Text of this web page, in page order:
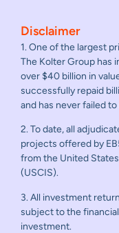
Disclaimer
1. One of the largest
The Kolter Group has
over $40 billion in
successfully repaid
and has never failed to
2. To date, all
projects offered by
from the United
(USCIS).
3. All investment
subject to the
investment.